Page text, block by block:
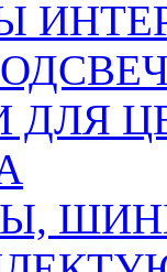
ДЛЯ